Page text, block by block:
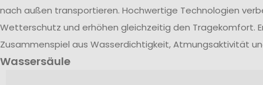
nach außen transportieren. Hochwertige Technologien
Wetterschutz und erhöhen gleichzeitig den Tragekomfort.
Zusammenspiel aus Wasserdichtigkeit, Atmungsaktivität
Wassersäule